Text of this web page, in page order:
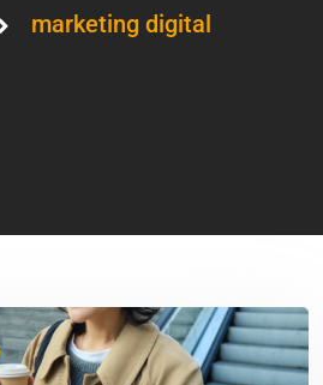
marketing digital